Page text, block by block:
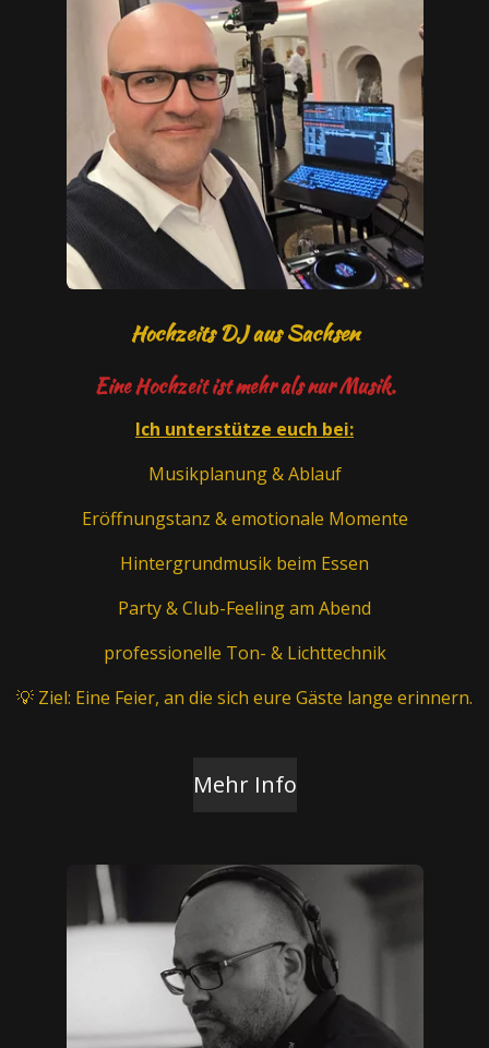
Hochzeits DJ aus Sachsen
Eine Hochzeit ist mehr als nur Musik.
Ich unterstütze euch bei:
Musikplanung & Ablauf
Eröffnungstanz & emotionale Momente
Hintergrundmusik beim Essen
Party & Club-Feeling am Abend
professionelle Ton- & Lichttechnik
💡 Ziel: Eine Feier, an die sich eure Gäste lange erinnern.
Mehr Info